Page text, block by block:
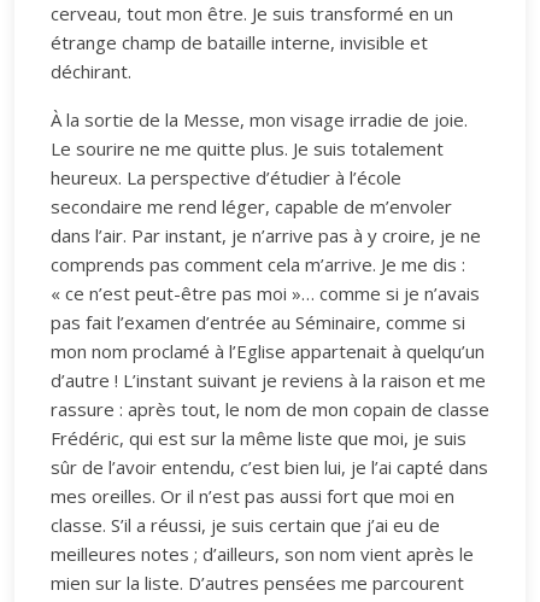
cerveau, tout mon être. Je suis transformé en un
étrange champ de bataille interne, invisible et
déchirant.
À la sortie de la Messe, mon visage irradie de joie.
Le sourire ne me quitte plus. Je suis totalement
heureux. La perspective d’étudier à l’école
secondaire me rend léger, capable de m’envoler
dans l’air. Par instant, je n’arrive pas à y croire, je ne
comprends pas comment cela m’arrive. Je me dis :
« ce n’est peut-être pas moi »… comme si je n’avais
pas fait l’examen d’entrée au Séminaire, comme si
mon nom proclamé à l’Eglise appartenait à quelqu’un
d’autre ! L’instant suivant je reviens à la raison et me
rassure : après tout, le nom de mon copain de classe
Frédéric, qui est sur la même liste que moi, je suis
sûr de l’avoir entendu, c’est bien lui, je l’ai capté dans
mes oreilles. Or il n’est pas aussi fort que moi en
classe. S’il a réussi, je suis certain que j’ai eu de
meilleures notes ; d’ailleurs, son nom vient après le
mien sur la liste. D’autres pensées me parcourent